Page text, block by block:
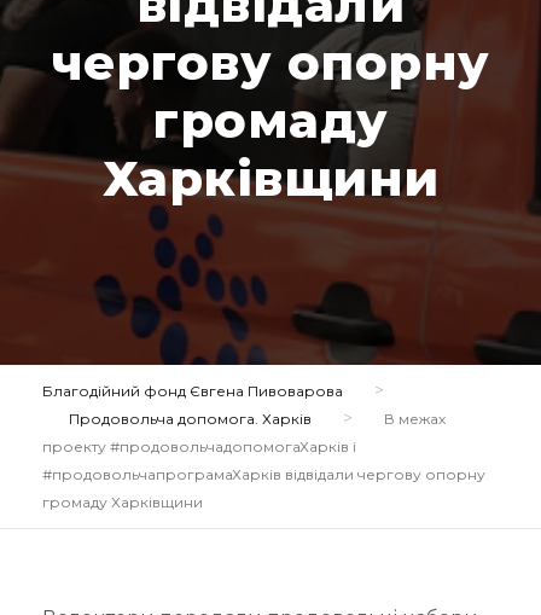
чергову опорну
громаду
Харківщини
Благодійний фонд Євгена Пивоварова >
Продовольча допомога. Харків >
В межах
проекту #продовольчадопомогаХарків і
#продовольчапрограмаХарків відвідали чергову опорну
громаду Харківщини